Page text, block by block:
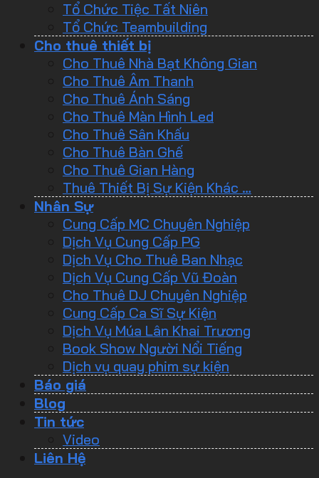
Tổ Chức Tiệc Tất Niên
Tổ Chức Teambuilding
Cho thuê thiết bị
Cho Thuê Nhà Bạt Không Gian
Cho Thuê Âm Thanh
Cho Thuê Ánh Sáng
Cho Thuê Màn Hình Led
Cho Thuê Sân Khấu
Cho Thuê Bàn Ghế
Cho Thuê Gian Hàng
Thuê Thiết Bị Sự Kiện Khác …
Nhân Sự
Cung Cấp MC Chuyên Nghiệp
Dịch Vụ Cung Cấp PG
Dịch Vụ Cho Thuê Ban Nhạc
Dịch Vụ Cung Cấp Vũ Đoàn
Cho Thuê DJ Chuyên Nghiệp
Cung Cấp Ca Sĩ Sự Kiện
Dịch Vụ Múa Lân Khai Trương
Book Show Người Nổi Tiếng
Dịch vụ quay phim sự kiện
Báo giá
Blog
Tin tức
Video
Liên Hệ